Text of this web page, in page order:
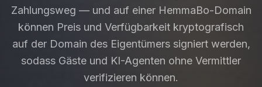
Zahlungsweg — und auf einer HemmaBo-Domain
können Preis und Verfügbarkeit kryptografisch
auf der Domain des Eigentümers signiert werden,
sodass Gäste und KI-Agenten ohne Vermittler
verifizieren können.